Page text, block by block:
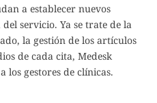
a establecer nuevos
servicio. Ya se trate de la
la gestión de los artículos
de cada cita, Medesk
los gestores de clínicas.